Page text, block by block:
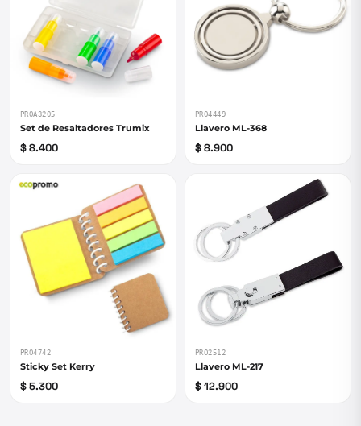
PROA3205
Set de Resaltadores Trumix
$ 8.400
PRO4449
Llavero ML-368
$ 8.900
PRO4742
Sticky Set Kerry
$ 5.300
PRO2512
Llavero ML-217
$ 12.900